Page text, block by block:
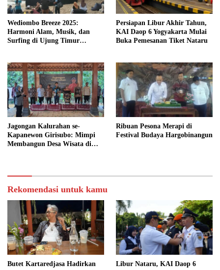
Wediombo Breeze 2025:
Harmoni Alam, Musik, dan
Surfing di Ujung Timur
Persiapan Libur Akhir Tahun,
KAI Daop 6 Yogyakarta Mulai
Buka Pemesanan Tiket Nataru
Jagongan Kalurahan se-
Kapanewon Girisubo: Mimpi
Membangun Desa Wisata di
Ribuan Pesona Merapi di
Festival Budaya Hargobinangun
Rekomendasi untuk kamu
Butet Kartaredjasa Hadirkan
Libur Nataru, KAI Daop 6